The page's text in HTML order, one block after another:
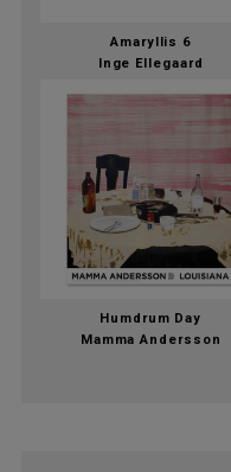
Amaryllis 6
Inge Ellegaard
Humdrum Day
Mamma Andersson